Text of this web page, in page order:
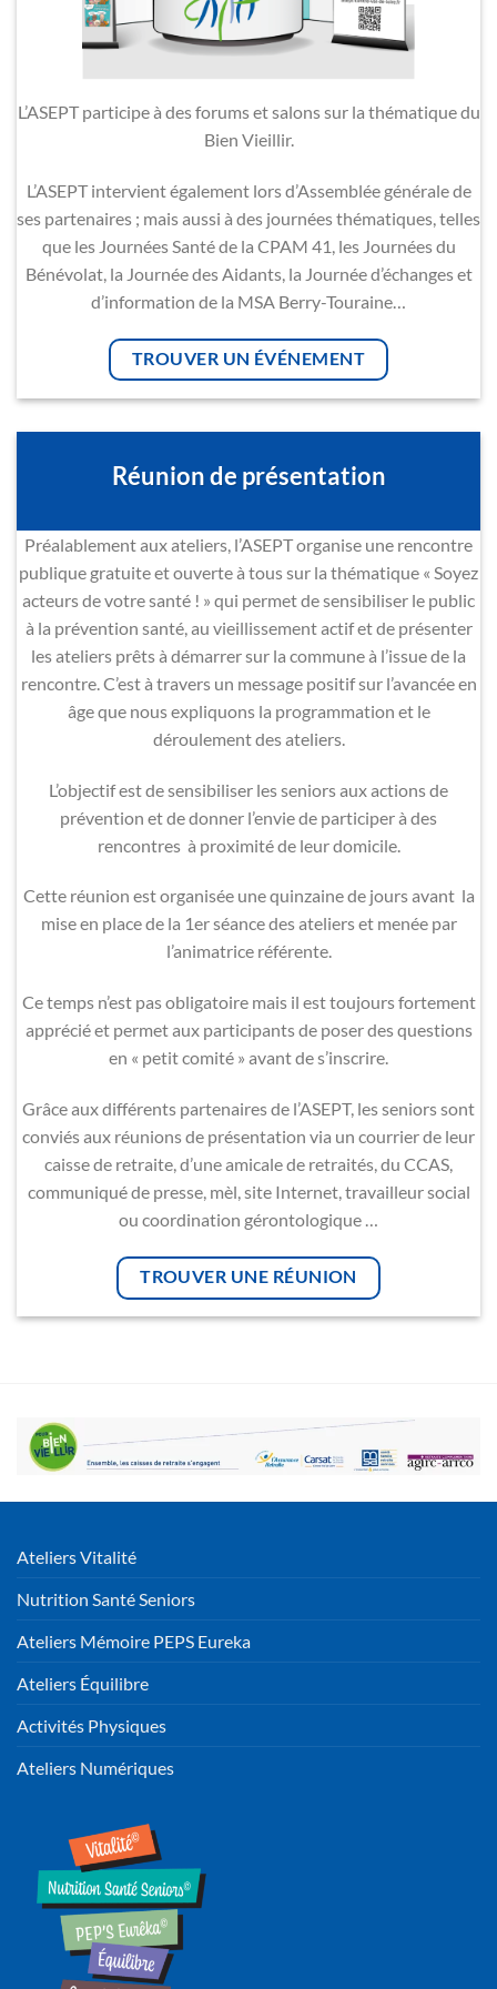
L’ASEPT participe à des forums et salons sur la thématique du
Bien Vieillir.
L’ASEPT intervient également lors d’Assemblée générale de
ses partenaires ; mais aussi à des journées thématiques, telles
que les Journées Santé de la CPAM 41, les Journées du
Bénévolat, la Journée des Aidants, la Journée d’échanges et
d’information de la MSA Berry-Touraine…
TROUVER UN ÉVÉNEMENT
Réunion de présentation
Préalablement aux ateliers, l’ASEPT organise une rencontre
publique gratuite et ouverte à tous sur la thématique « Soyez
acteurs de votre santé ! » qui permet de sensibiliser le public
à la prévention santé, au vieillissement actif et de présenter
les ateliers prêts à démarrer sur la commune à l’issue de la
rencontre. C’est à travers un message positif sur l’avancée en
âge que nous expliquons la programmation et le
déroulement des ateliers.
L’objectif est de sensibiliser les seniors aux actions de
prévention et de donner l’envie de participer à des
rencontres à proximité de leur domicile.
Cette réunion est organisée une quinzaine de jours avant la
mise en place de la 1erséance des ateliers et menée par
l’animatrice référente.
Ce temps n’est pas obligatoire mais il est toujours fortement
apprécié et permet aux participants de poser des questions
en « petit comité » avant de s’inscrire.
Grâce aux différents partenaires de l’ASEPT, les seniors sont
conviés aux réunions de présentation via un courrier de leur
caisse de retraite, d’une amicale de retraités, du CCAS,
communiqué de presse, mèl, site Internet, travailleur social
ou coordination gérontologique …
TROUVER UNE RÉUNION
Ateliers Vitalité
Nutrition Santé Seniors
Ateliers Mémoire PEPS Eureka
Ateliers Équilibre
Activités Physiques
Ateliers Numériques